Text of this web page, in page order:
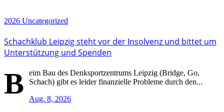
2026 Uncategorized
Schachklub Leipzig steht vor der Insolvenz und bittet um
Unterstützung und Spenden
B
eim Bau des Denksportzentrums Leipzig (Bridge, Go,
Schach) gibt es leider finanzielle Probleme durch den...
Aug. 8, 2026